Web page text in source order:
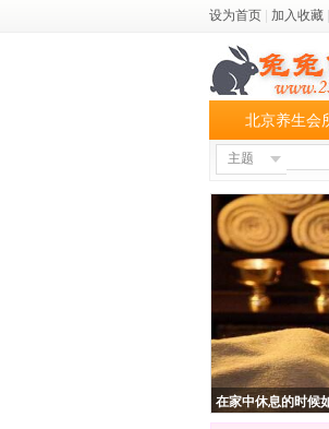
设为首页 加入收藏
北京养生会
主题
在家中休息的时候